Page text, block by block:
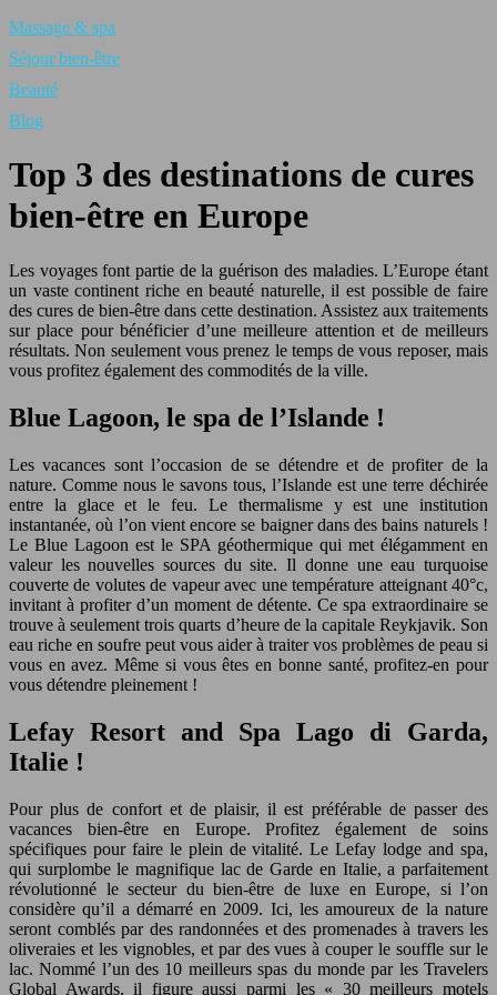
Massage & spa
Séjour bien-être
Beauté
Blog
Top 3 des destinations de cures
bien-être en Europe
Les voyages font partie de la guérison des maladies. L’Europe étant
un vaste continent riche en beauté naturelle, il est possible de faire
des cures de bien-être dans cette destination. Assistez aux traitements
sur place pour bénéficier d’une meilleure attention et de meilleurs
résultats. Non seulement vous prenez le temps de vous reposer, mais
vous profitez également des commodités de la ville.
Blue Lagoon, le spa de l’Islande !
Les vacances sont l’occasion de se détendre et de profiter de la
nature. Comme nous le savons tous, l’Islande est une terre déchirée
entre la glace et le feu. Le thermalisme y est une institution
instantanée, où l’on vient encore se baigner dans des bains naturels !
Le Blue Lagoon est le SPA géothermique qui met élégamment en
valeur les nouvelles sources du site. Il donne une eau turquoise
couverte de volutes de vapeur avec une température atteignant 40°c,
invitant à profiter d’un moment de détente. Ce spa extraordinaire se
trouve à seulement trois quarts d’heure de la capitale Reykjavik. Son
eau riche en soufre peut vous aider à traiter vos problèmes de peau si
vous en avez. Même si vous êtes en bonne santé, profitez-en pour
vous détendre pleinement !
Lefay Resort and Spa Lago di Garda,
Italie !
Pour plus de confort et de plaisir, il est préférable de passer des
vacances bien-être en Europe. Profitez également de soins
spécifiques pour faire le plein de vitalité. Le Lefay lodge and spa,
qui surplombe le magnifique lac de Garde en Italie, a parfaitement
révolutionné le secteur du bien-être de luxe en Europe, si l’on
considère qu’il a démarré en 2009. Ici, les amoureux de la nature
seront comblés par des randonnées et des promenades à travers les
oliveraies et les vignobles, et par des vues à couper le souffle sur le
lac. Nommé l’un des 10 meilleurs spas du monde par les Travelers
Global Awards, il figure aussi parmi les « 30 meilleurs motels